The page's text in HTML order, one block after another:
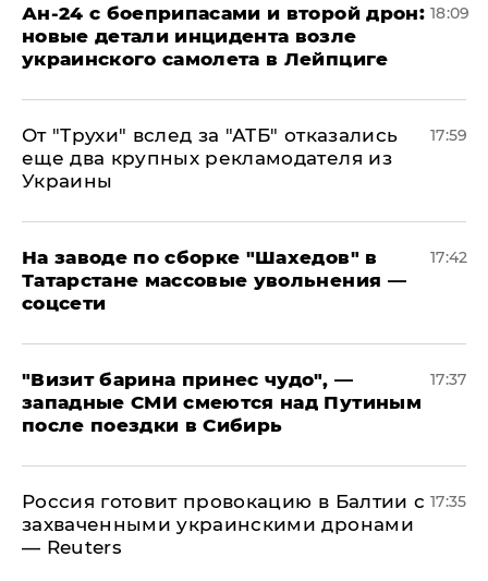
Ан-24 с боеприпасами и второй дрон:
новые детали инцидента возле
украинского самолета в Лейпциге
18:09
От "Трухи" вслед за "АТБ" отказались
еще два крупных рекламодателя из
Украины
17:59
На заводе по сборке "Шахедов" в
Татарстане массовые увольнения —
соцсети
17:42
"Визит барина принес чудо", —
западные СМИ смеются над Путиным
после поездки в Сибирь
17:37
​Россия готовит провокацию в Балтии с
захваченными украинскими дронами
— Reuters
17:35